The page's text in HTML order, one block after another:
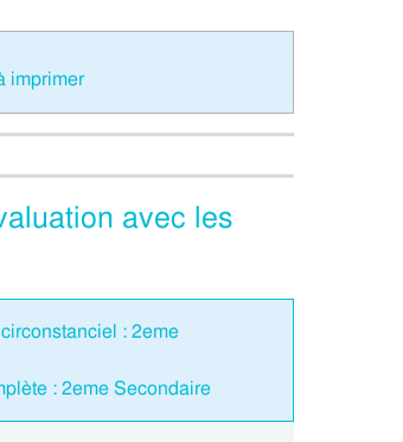
imprimer
avec les
: 2eme
: 2eme Secondaire